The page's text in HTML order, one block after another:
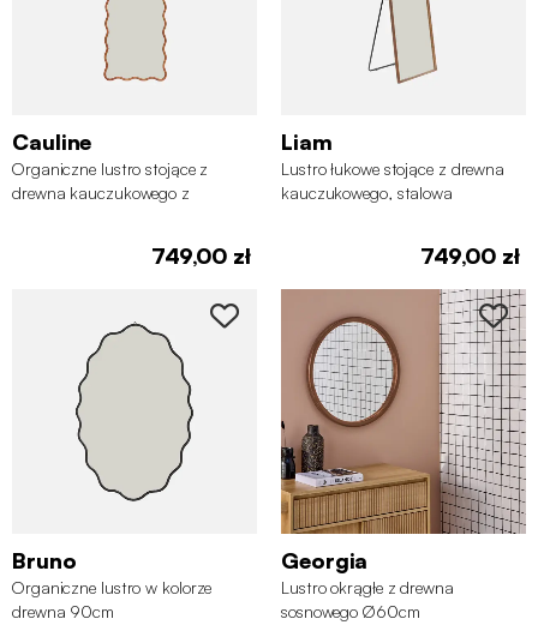
Cauline
Organiczne lustro stojące z
drewna kauczukowego z
749,00 zł
Liam
Lustro łukowe stojące z drewna
kauczukowego, stalowa
749,00 zł
Bruno
Organiczne lustro w kolorze
drewna 90cm
Georgia
Lustro okrągłe z drewna
sosnowego Ø60cm